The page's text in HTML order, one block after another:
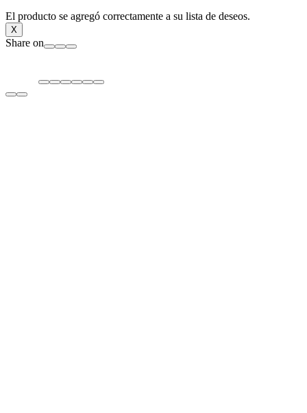
El producto se agregó correctamente a su lista de deseos.
X
Share on